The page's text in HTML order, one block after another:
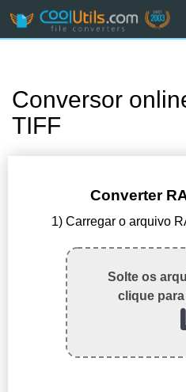
Conversor
TIFF
Converter
1) Carregar o arquivo
Solte os
clique